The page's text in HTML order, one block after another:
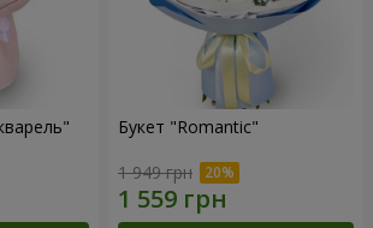
Букет "Romantic"
1 949 грн